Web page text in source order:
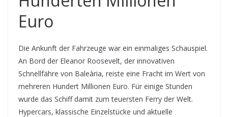
Euro
Die Ankunft der Fahrzeuge war ein einmaliges Schauspiel.
An Bord der Eleanor Roosevelt, der innovativen
Schnellfähre von Baleària, reiste eine Fracht im Wert von
mehreren Hundert Millionen Euro. Für einige Stunden
wurde das Schiff damit zum teuersten Ferry der Welt.
Hypercars, klassische Einzelstücke und aktuelle